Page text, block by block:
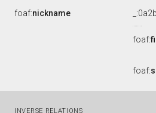
foaf:nickname
foaf:
foaf:
INVERSE RELATIONS